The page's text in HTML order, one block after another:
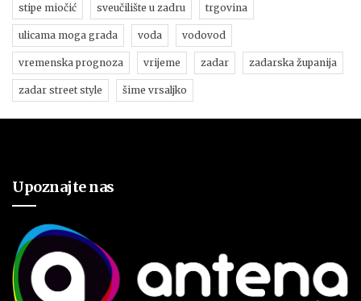
stipe miočić sveučilište u zadru trgovina
ulicama moga grada voda vodovod
vremenska prognoza vrijeme zadar zadarska županija
zadar street style šime vrsaljko
Upoznajte nas